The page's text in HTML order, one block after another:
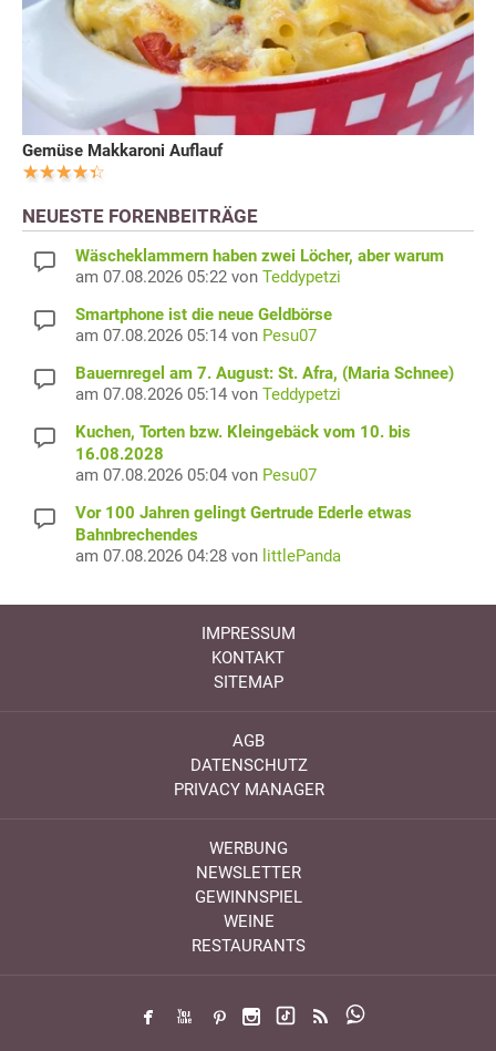
Gemüse Makkaroni Auflauf
NEUESTE FORENBEITRÄGE
Wäscheklammern haben zwei Löcher, aber warum
am 07.08.2026 05:22 von Teddypetzi
Smartphone ist die neue Geldbörse
am 07.08.2026 05:14 von Pesu07
Bauernregel am 7. August: St. Afra, (Maria Schnee)
am 07.08.2026 05:14 von Teddypetzi
Kuchen, Torten bzw. Kleingebäck vom 10. bis
16.08.2028
am 07.08.2026 05:04 von Pesu07
Vor 100 Jahren gelingt Gertrude Ederle etwas
Bahnbrechendes
am 07.08.2026 04:28 von littlePanda
IMPRESSUM
KONTAKT
SITEMAP
AGB
DATENSCHUTZ
PRIVACY MANAGER
WERBUNG
NEWSLETTER
GEWINNSPIEL
WEINE
RESTAURANTS